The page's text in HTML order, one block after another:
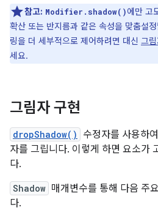
참고: Modifier.shadow()에만 고
확산 또는 반지름과 같은 속성을 맞춤설
링을 더 세부적으로 제어하려면 대신 그
세요.
그림자 구현
dropShadow()
수정자를 사용하
자를 그립니다. 이렇게 하면 요소가
다.
Shadow 매개변수를 통해 다음 주
다.